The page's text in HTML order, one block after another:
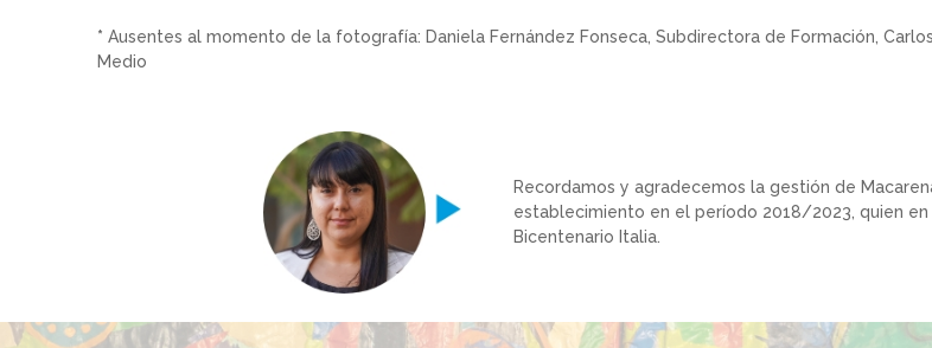
* Ausentes al momento de la fotografía: Daniela Fernández Fonseca, Subdirectora de Formación,
Medio
Recordamos y agradecemos la gestión de
establecimiento en el período 2018/2023, quien
Bicentenario Italia.